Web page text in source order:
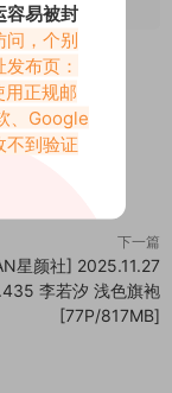
下一篇
星颜社] 2025.11.27
李若汐 浅色旗袍
[77P/817MB]
容易被封
问，个别
布页：
用正规邮
、Google
不到验证